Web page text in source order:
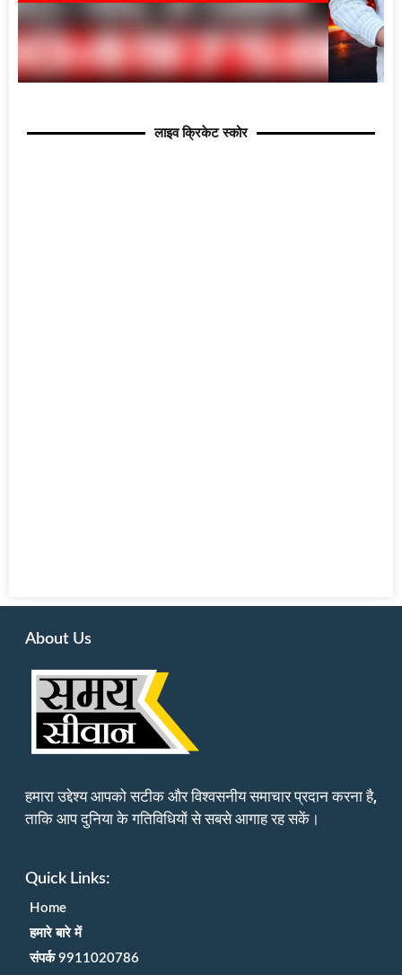
लाइव क्रिकेट स्कोर
About Us
हमारा उद्देश्य आपको सटीक और विश्वसनीय समाचार प्रदान करना है,
ताकि आप दुनिया के गतिविधियों से सबसे आगाह रह सकें।
Quick Links:
Home
हमारे बारे में
संपर्क 9911020786